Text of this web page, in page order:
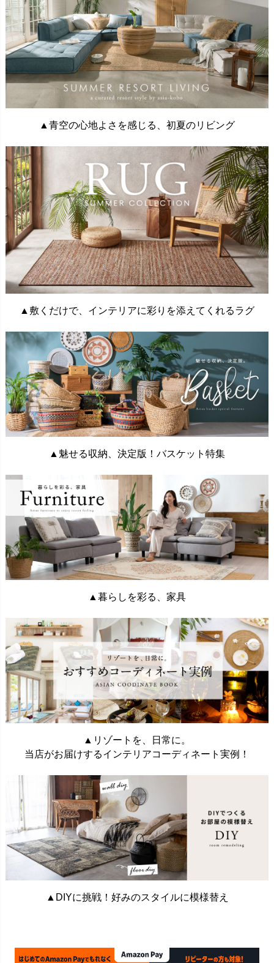
▲青空の心地よさを感じる、初夏のリビング
▲敷くだけで、インテリアに彩りを添えてくれるラグ
▲魅せる収納、決定版！バスケット特集
▲暮らしを彩る、家具
▲リゾートを、日常に。
当店がお届けするインテリアコーディネート実例！
▲DIYに挑戦！好みのスタイルに模様替え